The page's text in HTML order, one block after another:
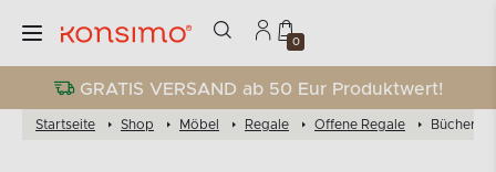
0
GRATIS VERSAND ab 50 Eur Produktwert!
Startseite Shop Möbel Regale Offene Regale